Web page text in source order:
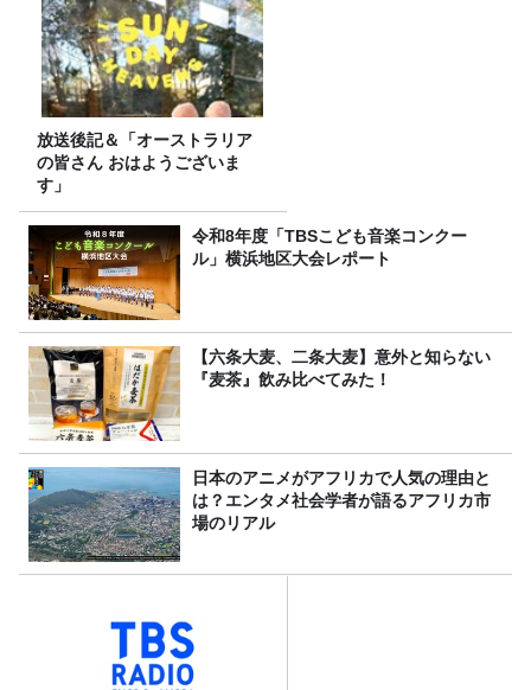
放送後記＆「オーストラリア
の皆さん おはようございま
す」
令和8年度「TBSこども音楽コンクー
ル」横浜地区大会レポート
【六条大麦、二条大麦】意外と知らない
『麦茶』飲み比べてみた！
日本のアニメがアフリカで人気の理由と
は？エンタメ社会学者が語るアフリカ市
場のリアル